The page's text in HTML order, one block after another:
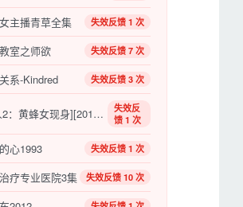
主播青草全集 失效反馈 1 次
室之师欲 失效反馈 7 次
系-Kindred 失效反馈 3 次
[蚁人2：黄蜂女现身][2018][动作 / 科幻 / 冒险][美国]
失效反
馈 1 次
心1993 失效反馈 1 次
疗专业医院3集 失效反馈 10 次